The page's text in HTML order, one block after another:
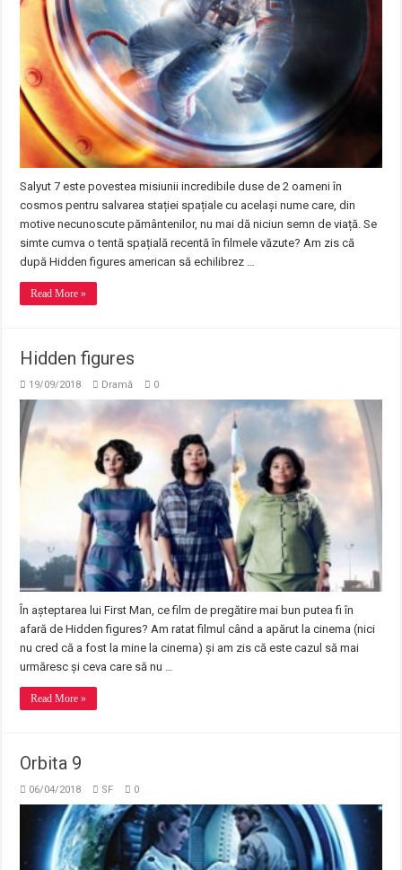
Salyut 7 este povestea misiunii incredibile duse de 2 oameni în
cosmos pentru salvarea stației spațiale cu același nume care, din
motive necunoscute pământenilor, nu mai dă niciun semn de viață. Se
simte cumva o tentă spațială recentă în filmele văzute? Am zis că
după Hidden figures american să echilibrez …
Read More »
Hidden figures
19/09/2018 Dramă 0
În așteptarea lui First Man, ce film de pregătire mai bun putea fi în
afară de Hidden figures? Am ratat filmul când a apărut la cinema (nici
nu cred că a fost la mine la cinema) și am zis că este cazul să mai
urmăresc și ceva care să nu …
Read More »
Orbita 9
06/04/2018 SF 0